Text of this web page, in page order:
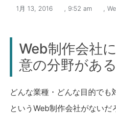
1月 13, 2016 , 9:52 am ,
Web制作会社
意の分野がある
どんな業種・どんな目的でも
というWeb制作会社がない